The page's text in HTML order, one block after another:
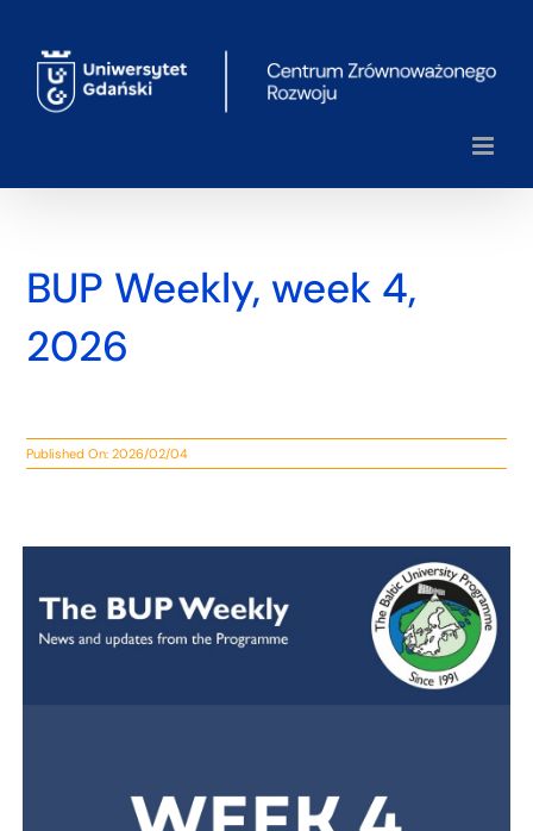
zawartości
BUP Weekly, week 4,
2026
Published On: 2026/02/04